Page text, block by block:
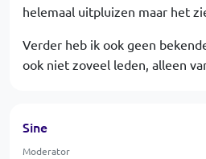
helemaal uitpluizen maar het
Verder heb ik ook geen
ook niet zoveel leden, alleen
Sine
Moderator